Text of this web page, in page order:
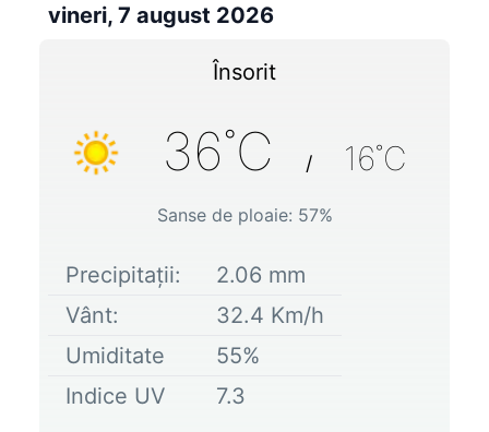
vineri, 7 august 2026
Însorit
36˚C / 16˚C
Sanse de ploaie: 57%
Precipitații: 2.06 mm
Vânt:
32.4 Km/h
Umiditate
55%
Indice UV
7.3